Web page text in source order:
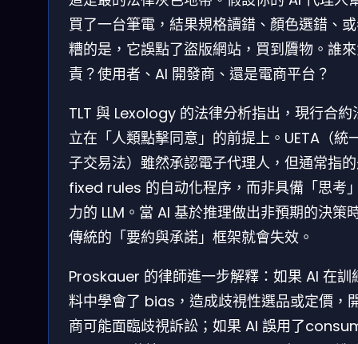
買了一台筆電，結果規格讀錯、顏色選錯、
糟的是，它誤點了盜版網站，買到贗物。誰
責？使用者、AI 開發商、還是電商平台？
TLT 與 Lexology 的法律分析指出，現行合約
立在「人類點擊同意」的前提上。UETA（統
子交易法）雖然承認電子代理人，但通常指
fixed rules 的自动化程序，而非具備「思考
力的 LLM。當 AI 基於推理做出非預期的決策
傳統的「要約與承諾」框架就會失效。
Proskauer 的律師進一步解釋：如果 AI 在訓
料中學會了 bias，造成歧視性選品或定價，
商可能面臨歧視訴訟；如果 AI 誤用了